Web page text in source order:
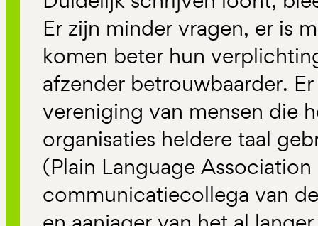
Er zijn minder vragen, er is
komen beter hun
afzender betrouwbaarder.
vereniging van mensen die
organisaties heldere taal
(Plain Language
communicatiecollega van